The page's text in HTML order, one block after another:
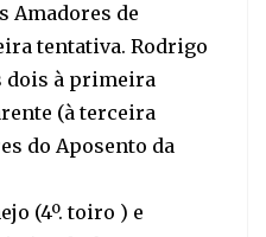
Amadores de
tentativa. Rodrigo
dois à primeira
(à terceira
do Aposento da
(4º. toiro ) e